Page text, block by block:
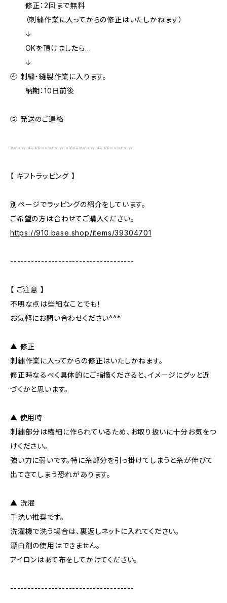
修正：2回まで無料
（刺繍作業に入ってからの修正はいたしかねます）
↓
OKを頂けましたら…
↓
④ 刺繍・縫製作業に入ります。
納期：10日前後
⑤ 発送のご連絡
------------------------------------
【 ギフトラッピング 】
別ページでラッピングの紹介をしています。
ご希望の方は合わせてご購入ください。
https://910.base.shop/items/39304701
------------------------------------
【 ご注意 】
不明な点は些細なことでも！
お気軽にお問い合わせください^^*
▲ 修正
刺繍作業に入ってからの修正はいたしかねます。
修正時なるべく具体的にご指摘くださると、イメージにグッと近
づくかと思います。
▲ 使用時
刺繍部分は繊細に作られているため、お取り扱いに十分お気をつ
けください。
強い力に弱いです。特に糸部分を引っ掛けてしまうと糸が伸びて
出てきてしまう恐れがあります。
▲ 洗濯
手洗い推奨です。
洗濯機で洗う場合は、裏返しネットに入れてください。
漂白剤の使用はできません。
アイロンはあて布をしてかけてください。
------------------------------------